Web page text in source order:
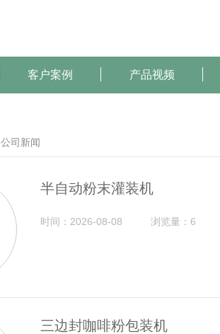
客户案例 产品视频
公司新闻
半自动粉末灌装机
时间：2026-08-08 浏览量：6
三边封咖啡粉包装机